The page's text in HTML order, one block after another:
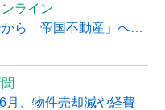
ライン
ら「帝国不動産」へ…
月、物件売却減や経費